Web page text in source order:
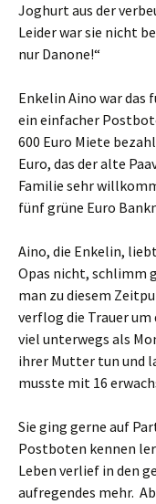
Joghurt aus der
Leider war sie nicht
nur Danone!“
Enkelin Aino war das
ein einfacher
600 Euro Miete
Euro, das der alte
Familie sehr
fünf grüne Euro
Aino, die Enkelin,
Opas nicht, schlimm
man zu diesem
verflog die Trauer
viel unterwegs als
ihrer Mutter tun und
musste mit 16
Sie ging gerne auf
Postboten kennen
Leben verlief in den
aufregendes mehr.